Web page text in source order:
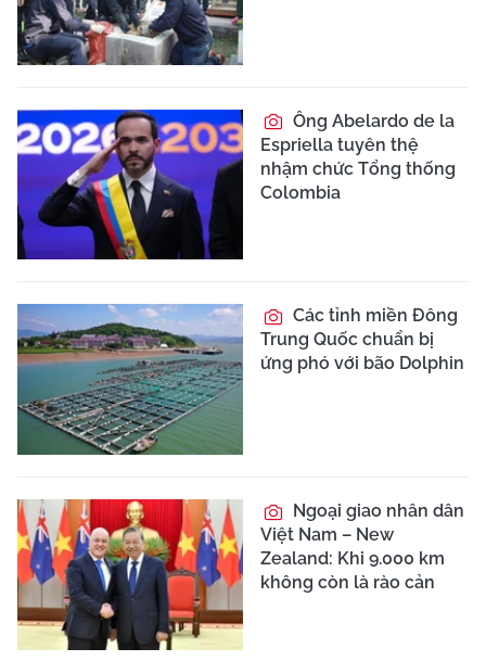
Ông Abelardo de la
Espriella tuyên thệ
nhậm chức Tổng thống
Colombia
Các tỉnh miền Đông
Trung Quốc chuẩn bị
ứng phó với bão Dolphin
Ngoại giao nhân dân
Việt Nam – New
Zealand: Khi 9.000 km
không còn là rào cản